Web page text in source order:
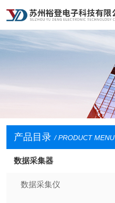
产品目录 / PRODUCT MENU
数据采集器
数据采集仪